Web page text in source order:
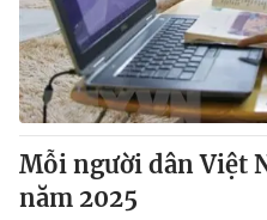
Mỗi người dân Việt
năm 2025